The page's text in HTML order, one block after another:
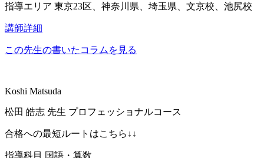
指導エリア 東京23区、神奈川県、埼玉県、文京校、池尻校
講師詳細
この先生の書いたコラムを見る
Koshi Matsuda
松田 皓志 先生 プロフェッショナルコース
合格への最短ルートはこちら↓↓
指導科目 国語・算数